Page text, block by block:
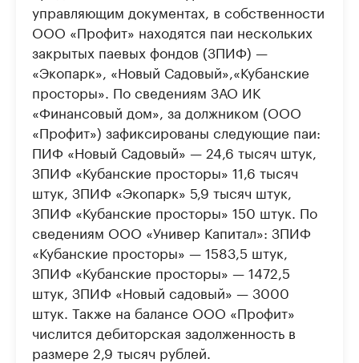
управляющим документах, в собственности
ООО «Профит» находятся паи нескольких
закрытых паевых фондов (ЗПИФ) —
«Экопарк», «Новый Садовый»,«Кубанские
просторы». По сведениям ЗАО ИК
«Финансовый дом», за должником (ООО
«Профит») зафиксированы следующие паи:
ПИФ «Новый Садовый» — 24,6 тысяч штук,
ЗПИФ «Кубанские просторы» 11,6 тысяч
штук, ЗПИФ «Экопарк» 5,9 тысяч штук,
ЗПИФ «Кубанские просторы» 150 штук. По
сведениям ООО «Универ Капитал»: ЗПИФ
«Кубанские просторы» — 1583,5 штук,
ЗПИФ «Кубанские просторы» — 1472,5
штук, ЗПИФ «Новый садовый» — 3000
штук. Также на балансе ООО «Профит»
числится дебиторская задолженность в
размере 2,9 тысяч рублей.